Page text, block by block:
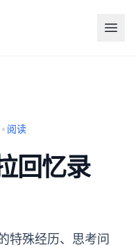
• 阅读
回忆录
特殊经历、思考问